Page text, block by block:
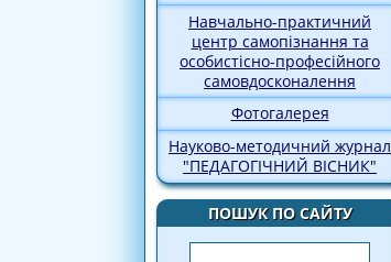
Навчально-практичний
центр самопізнання та
особистісно-професійного
самовдосконалення
Фотогалерея
Науково-методичний журнал
"ПЕДАГОГІЧНИЙ ВІСНИК"
ПОШУК ПО САЙТУ
Пошук